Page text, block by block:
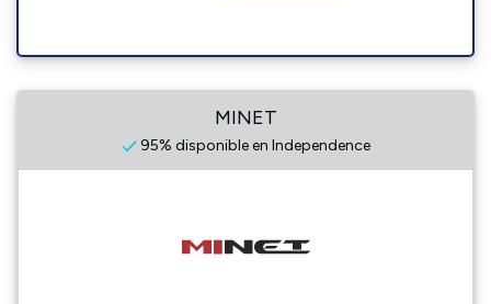
MINET
95% disponible en Independence